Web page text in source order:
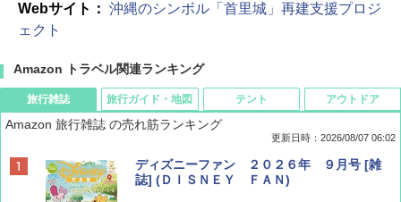
Webサイト： 沖縄のシンボル「首里城」再建支援プロジ
ェクト
Amazon トラベル関連ランキング
旅行雑誌
Amazon 旅行雑誌 の売れ筋ランキング
更新日時：2026/08/07 06:02
ディズニーファン ２０２６年 ９月号 [雑
誌] (ＤＩＳＮＥＹ ＦＡＮ)
旅行ガイド・地図 テント アウトドア